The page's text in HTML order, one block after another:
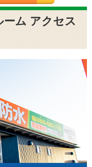
ーム アクセス